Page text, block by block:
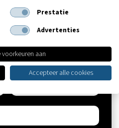
zorgverzekering voor 2023?
adviseur van MZA.
Prestatie
Advertenties
aan
Accepteer alle cookies